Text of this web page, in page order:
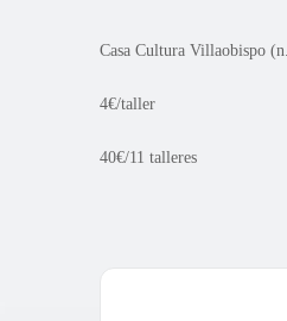
Casa Cultura Villaobispo
4€/taller
40€/11 talleres